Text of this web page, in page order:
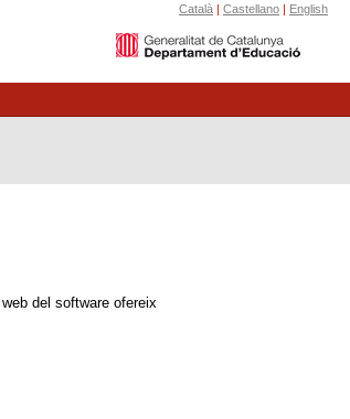
Català | Castellano | English
del software ofereix